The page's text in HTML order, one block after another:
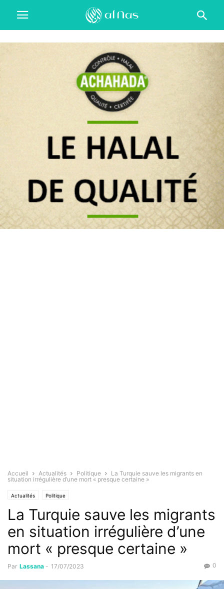
Accueil Actualités Politique
La Turquie sauve les migrants en
situation irrégulière d’une mort « presque certaine »
Actualités Politique
La Turquie sauve les migrants
en situation irrégulière d’une
mort « presque certaine »
Par Lassana - 17/07/2023 0